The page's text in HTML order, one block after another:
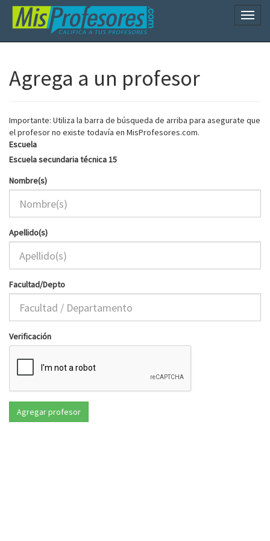
Agrega a un profesor
Importante: Utiliza la barra de búsqueda de arriba para asegurate que
el profesor no existe todavía en MisProfesores.com.
Escuela
Escuela secundaria técnica 15
Nombre(s)
Apellido(s)
Facultad/Depto
Verificación